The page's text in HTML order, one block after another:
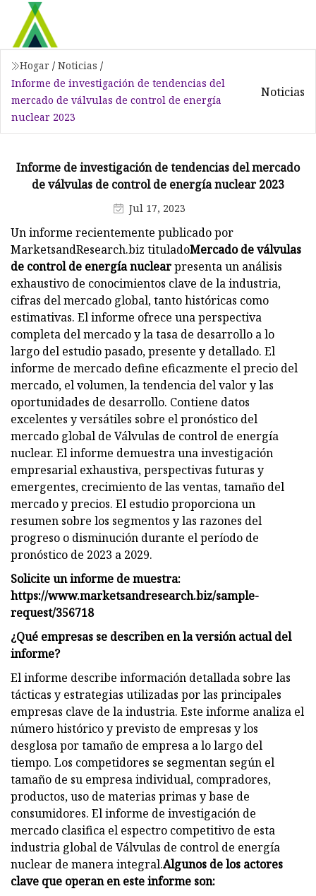
Hogar / Noticias /
Informe de investigación de tendencias del
mercado de válvulas de control de energía
nuclear 2023
Noticias
Informe de investigación de tendencias del mercado
de válvulas de control de energía nuclear 2023
Jul 17, 2023
Un informe recientemente publicado por
MarketsandResearch.biz tituladoMercado de válvulas
de control de energía nuclearpresenta un análisis
exhaustivo de conocimientos clave de la industria,
cifras del mercado global, tanto históricas como
estimativas. El informe ofrece una perspectiva
completa del mercado y la tasa de desarrollo a lo
largo del estudio pasado, presente y detallado. El
informe de mercado define eficazmente el precio del
mercado, el volumen, la tendencia del valor y las
oportunidades de desarrollo. Contiene datos
excelentes y versátiles sobre el pronóstico del
mercado global de Válvulas de control de energía
nuclear. El informe demuestra una investigación
empresarial exhaustiva, perspectivas futuras y
emergentes, crecimiento de las ventas, tamaño del
mercado y precios. El estudio proporciona un
resumen sobre los segmentos y las razones del
progreso o disminución durante el período de
pronóstico de 2023 a 2029.
Solicite un informe de muestra:
https://www.marketsandresearch.biz/sample-
request/356718
¿Qué empresas se describen en la versión actual del
informe?
El informe describe información detallada sobre las
tácticas y estrategias utilizadas por las principales
empresas clave de la industria. Este informe analiza el
número histórico y previsto de empresas y los
desglosa por tamaño de empresa a lo largo del
tiempo. Los competidores se segmentan según el
tamaño de su empresa individual, compradores,
productos, uso de materias primas y base de
consumidores. El informe de investigación de
mercado clasifica el espectro competitivo de esta
industria global de Válvulas de control de energía
nuclear de manera integral.Algunos de los actores
clave que operan en este informe son: